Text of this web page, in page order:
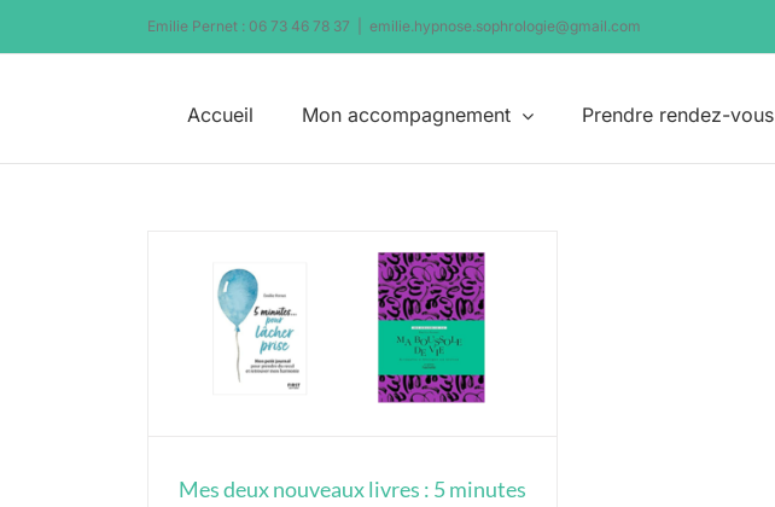
Emilie Pernet : 06 73 46 78 37 emilie.hypnose.sophrologie@gmail.com
Accueil Mon accompagnement Prendre rendez-vous
Mes deux nouveaux livres : 5 minutes